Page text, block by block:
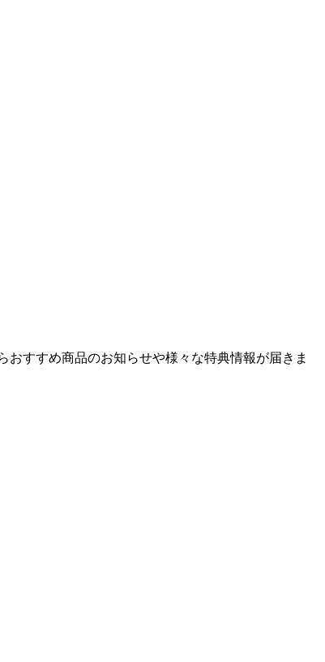
すすめ商品のお知らせや様々な特典情報が届きま